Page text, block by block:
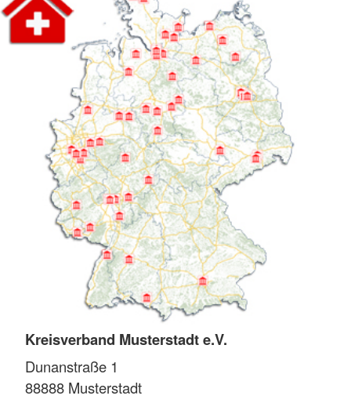
Kreisverband Musterstadt e.V.
Dunanstraße 1
88888 Musterstadt